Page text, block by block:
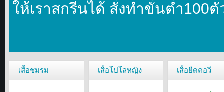
ให้เราสกรีนได้ สั่งทำขั่นตํ่า100
เสื้อชมรม เสื้อโปโลหญิง เสื้อยืดคอวี